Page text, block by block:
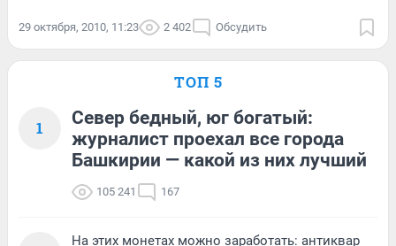
29 октября, 2010, 11:23 2 402 Обсудить
ТОП 5
1
Север бедный, юг богатый:
журналист проехал все города
Башкирии — какой из них лучший
105 241 167
На этих монетах можно заработать: антиквар